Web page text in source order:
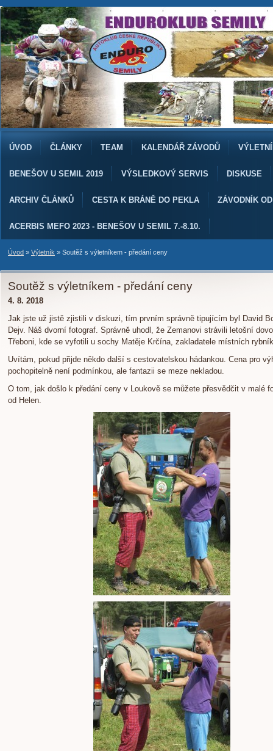
ÚVOD ČLÁNKY TEAM KALENDÁŘ ZÁVODŮ
BENEŠOV U SEMIL 2019 VÝSLEDKOVÝ SERVIS DISKUSE
ARCHIV ČLÁNKŮ CESTA K BRÁNĚ DO PEKLA ZÁVODNÍK
ACERBIS MEFO 2023 - BENEŠOV U SEMIL 7.-8.10.
Úvod » Výletník » Soutěž s výletníkem - předání ceny
Soutěž s výletníkem - předání ceny
4. 8. 2018
Jak jste už jistě zjistili v diskuzi, tím prvním správně tipujícím byl David
Dejv. Náš dvorní fotograf. Správně uhodl, že Zemanovi strávili letošní
Třeboni, kde se vyfotili u sochy Matěje Krčína, zakladatele místních
Uvítám, pokud přijde někdo další s cestovatelskou hádankou. Cena pro
pochopitelně není podmínkou, ale fantazii se meze nekladou.
O tom, jak došlo k předání ceny v Loukově se můžete přesvědčit v malé
od Helen.